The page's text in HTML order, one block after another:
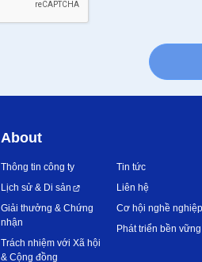
About
Thông tin công ty
Lịch sử & Di sản
Giải thưởng & Chứng
nhận
Trách nhiệm với Xã hội
& Cộng đồng
Tin tức
Liên hệ
Cơ hội nghề nghiệp
Phát triển bền vững